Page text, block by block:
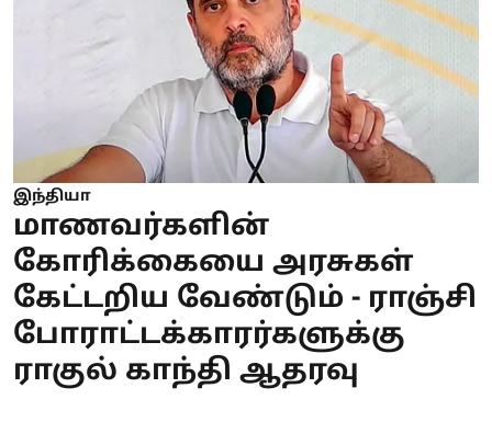
இந்தியா
மாணவர்களின்
கோரிக்கையை அரசுகள்
கேட்டறிய வேண்டும் - ராஞ்சி
போராட்டக்காரர்களுக்கு
ராகுல் காந்தி ஆதரவு